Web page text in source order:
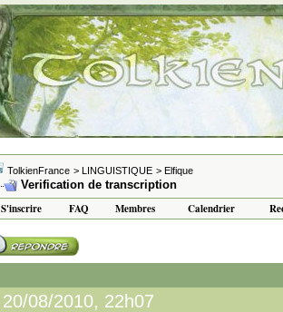
TolkienFrance > LINGUISTIQUE > Elfique
Verification de transcription
S'inscrire FAQ Membres Calendrier
20/08/2010, 22h07